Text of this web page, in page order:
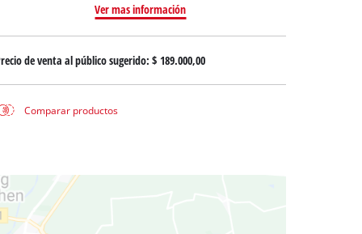
Ver mas información
de venta al público sugerido: $ 189.000,00
Comparar productos